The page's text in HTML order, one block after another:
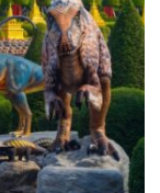
สุข
ภาวะ
ดี
ด้วย
จุลินทรีย์”
(
Healthy
school)